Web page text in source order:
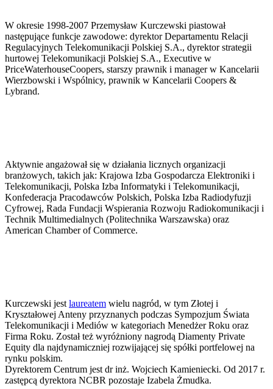
W okresie 1998-2007 Przemysław Kurczewski piastował
następujące funkcje zawodowe: dyrektor Departamentu Relacji
Regulacyjnych Telekomunikacji Polskiej S.A., dyrektor strategii
hurtowej Telekomunikacji Polskiej S.A., Executive w
PriceWaterhouseCoopers, starszy prawnik i manager w Kancelarii
Wierzbowski i Wspólnicy, prawnik w Kancelarii Coopers &
Lybrand.
Aktywnie angażował się w działania licznych organizacji
branżowych, takich jak: Krajowa Izba Gospodarcza Elektroniki i
Telekomunikacji, Polska Izba Informatyki i Telekomunikacji,
Konfederacja Pracodawców Polskich, Polska Izba Radiodyfuzji
Cyfrowej, Rada Fundacji Wspierania Rozwoju Radiokomunikacji i
Technik Multimedialnych (Politechnika Warszawska) oraz
American Chamber of Commerce.
Kurczewski jestlaureatem wielu nagród, w tym Złotej i
Kryształowej Anteny przyznanych podczas Sympozjum Świata
Telekomunikacji i Mediów w kategoriach Menedżer Roku oraz
Firma Roku. Został też wyróżniony nagrodą Diamenty Private
Equity dla najdynamiczniej rozwijającej się spółki portfelowej na
rynku polskim.
Dyrektorem Centrum jest dr inż. Wojciech Kamieniecki. Od 2017 r.
zastępcą dyrektora NCBR pozostaje Izabela Żmudka.